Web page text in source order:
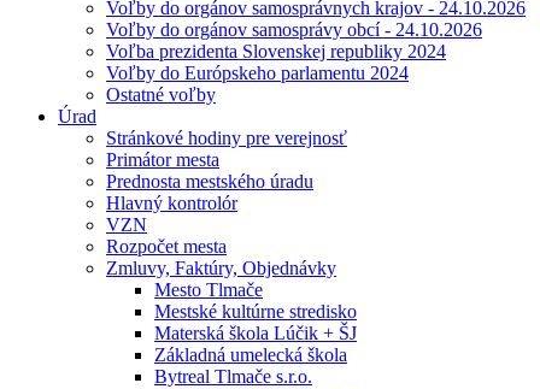
Voľby do orgánov samosprávnych krajov - 24.10.2026
Voľby do orgánov samosprávy obcí - 24.10.2026
Voľba prezidenta Slovenskej republiky 2024
Voľby do Európskeho parlamentu 2024
Ostatné voľby
Úrad
Stránkové hodiny pre verejnosť
Primátor mesta
Prednosta mestského úradu
Hlavný kontrolór
VZN
Rozpočet mesta
Zmluvy, Faktúry, Objednávky
Mesto Tlmače
Mestské kultúrne stredisko
Materská škola Lúčik + ŠJ
Základná umelecká škola
Bytreal Tlmače s.r.o.